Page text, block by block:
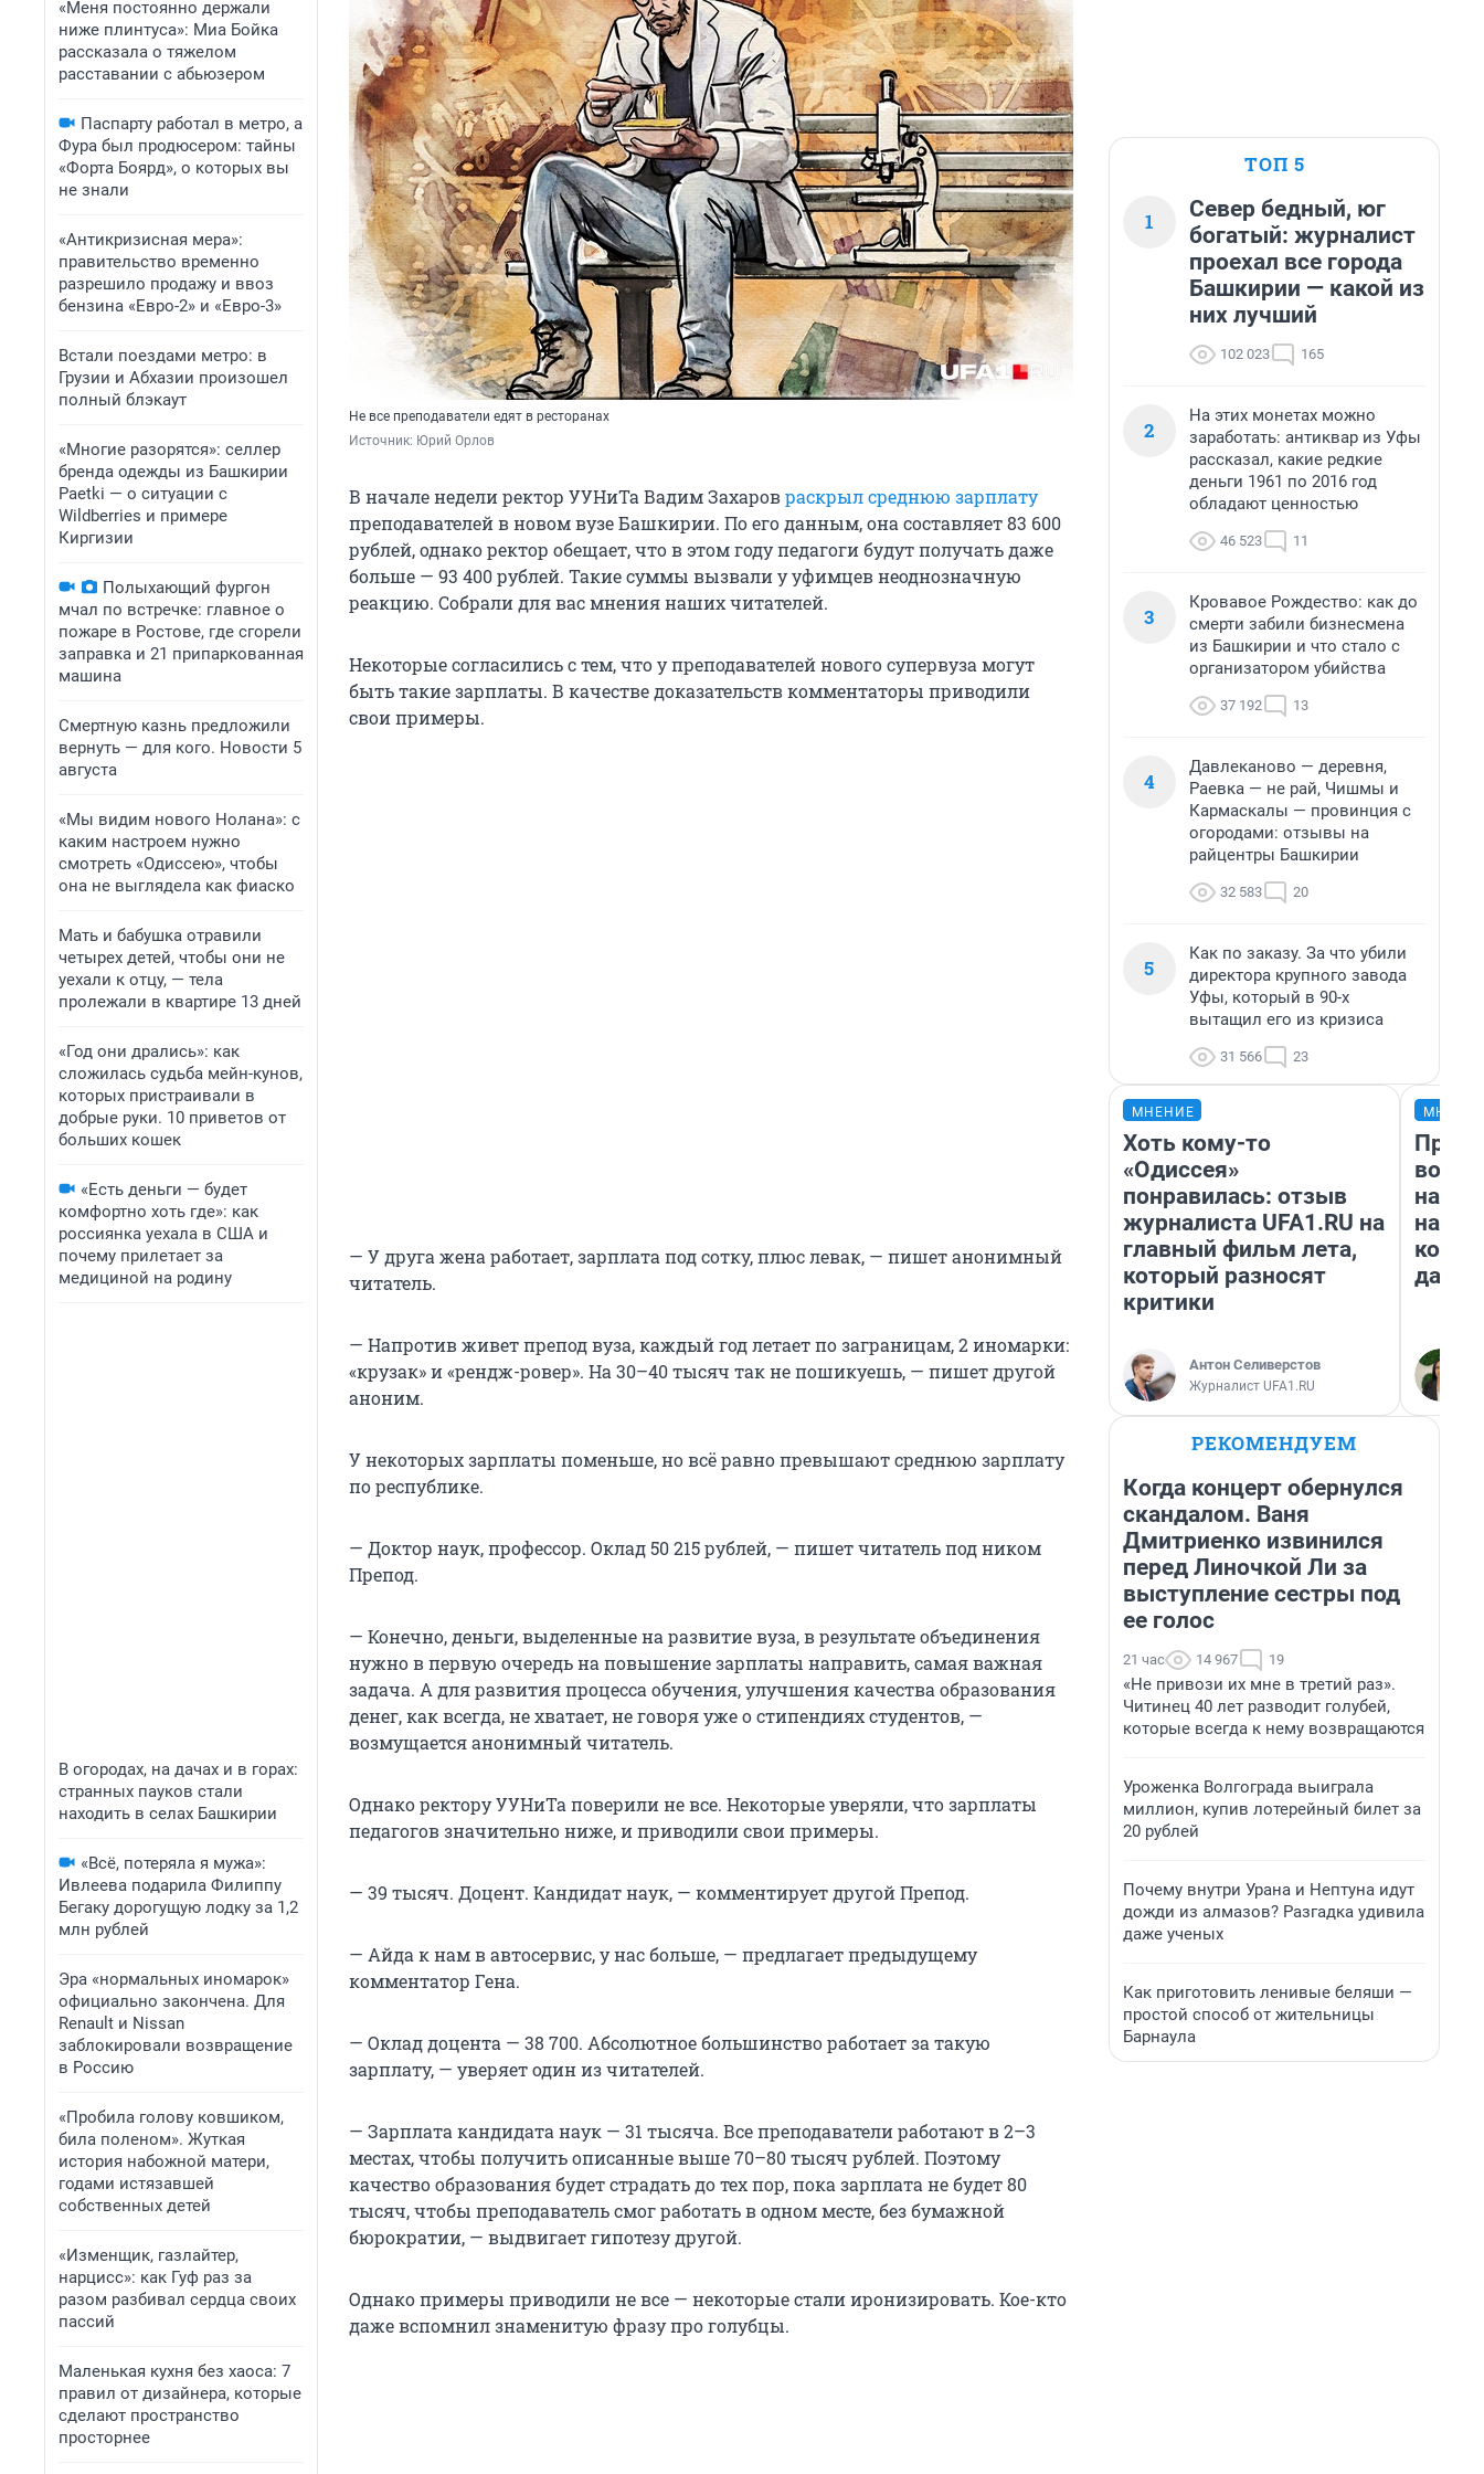
«Меня постоянно держали
ниже плинтуса»: Миа Бойка
рассказала о тяжелом
расставании с абьюзером
Паспарту работал в метро, а
Фура был продюсером: тайны
«Форта Боярд», о которых вы
не знали
«Антикризисная мера»:
правительство временно
разрешило продажу и ввоз
бензина «Евро-2» и «Евро-3»
Встали поездами метро: в
Грузии и Абхазии произошел
полный блэкаут
«Многие разорятся»: селлер
бренда одежды из Башкирии
Paetki — о ситуации с
Wildberries и примере
Киргизии
Полыхающий фургон
мчал по встречке: главное о
пожаре в Ростове, где сгорели
заправка и 21 припаркованная
машина
Смертную казнь предложили
вернуть — для кого. Новости 5
августа
«Мы видим нового Нолана»: с
каким настроем нужно
смотреть «Одиссею», чтобы
она не выглядела как фиаско
Мать и бабушка отравили
четырех детей, чтобы они не
уехали к отцу, — тела
пролежали в квартире 13 дней
«Год они дрались»: как
сложилась судьба мейн-кунов,
которых пристраивали в
добрые руки. 10 приветов от
больших кошек
«Есть деньги — будет
комфортно хоть где»: как
россиянка уехала в США и
почему прилетает за
медициной на родину
В огородах, на дачах и в горах:
странных пауков стали
находить в селах Башкирии
«Всё, потеряла я мужа»:
Ивлеева подарила Филиппу
Бегаку дорогущую лодку за 1,2
млн рублей
Эра «нормальных иномарок»
официально закончена. Для
Renault и Nissan
заблокировали возвращение
в Россию
«Пробила голову ковшиком,
била поленом». Жуткая
история набожной матери,
годами истязавшей
собственных детей
«Изменщик, газлайтер,
нарцисс»: как Гуф раз за
разом разбивал сердца своих
пассий
Маленькая кухня без хаоса: 7
правил от дизайнера, которые
сделают пространство
просторнее
Не все преподаватели едят в ресторанах
Источник: Юрий Орлов
В начале недели ректор УУНиТа Вадим Захаровраскрыл среднюю зарплату
преподавателей в новом вузе Башкирии. По его данным, она составляет 83 600
рублей, однако ректор обещает, что в этом году педагоги будут получать даже
больше — 93 400 рублей. Такие суммы вызвали у уфимцев неоднозначную
реакцию. Собрали для вас мнения наших читателей.
Некоторые согласились с тем, что у преподавателей нового супервуза могут
быть такие зарплаты. В качестве доказательств комментаторы приводили
свои примеры.
— У друга жена работает, зарплата под сотку, плюс левак, — пишет анонимный
читатель.
— Напротив живет препод вуза, каждый год летает по заграницам, 2 иномарки:
«крузак» и «рендж-ровер». На 30–40 тысяч так не пошикуешь, — пишет другой
аноним.
У некоторых зарплаты поменьше, но всё равно превышают среднюю зарплату
по республике.
— Доктор наук, профессор. Оклад 50 215 рублей, — пишет читатель под ником
Препод.
— Конечно, деньги, выделенные на развитие вуза, в результате объединения
нужно в первую очередь на повышение зарплаты направить, самая важная
задача. А для развития процесса обучения, улучшения качества образования
денег, как всегда, не хватает, не говоря уже о стипендиях студентов, —
возмущается анонимный читатель.
Однако ректору УУНиТа поверили не все. Некоторые уверяли, что зарплаты
педагогов значительно ниже, и приводили свои примеры.
— 39 тысяч. Доцент. Кандидат наук, — комментирует другой Препод.
— Айда к нам в автосервис, у нас больше, — предлагает предыдущему
комментатор Гена.
— Оклад доцента — 38 700. Абсолютное большинство работает за такую
зарплату, — уверяет один из читателей.
— Зарплата кандидата наук — 31 тысяча. Все преподаватели работают в 2–3
местах, чтобы получить описанные выше 70–80 тысяч рублей. Поэтому
качество образования будет страдать до тех пор, пока зарплата не будет 80
тысяч, чтобы преподаватель смог работать в одном месте, без бумажной
бюрократии, — выдвигает гипотезу другой.
Однако примеры приводили не все — некоторые стали иронизировать. Кое-кто
даже вспомнил знаменитую фразу про голубцы.
ТОП 5
1
Север бедный, юг
богатый: журналист
проехал все города
Башкирии — какой из
них лучший
102 023 165
2
На этих монетах можно
заработать: антиквар из Уфы
рассказал, какие редкие
деньги 1961 по 2016 год
обладают ценностью
46 523 11
3
Кровавое Рождество: как до
смерти забили бизнесмена
из Башкирии и что стало с
организатором убийства
37 192 13
4
Давлеканово — деревня,
Раевка — не рай, Чишмы и
Кармаскалы — провинция с
огородами: отзывы на
райцентры Башкирии
32 583 20
5
Как по заказу. За что убили
директора крупного завода
Уфы, который в 90-х
вытащил его из кризиса
31 566 23
МНЕНИЕ
Хоть кому-то
«Одиссея»
понравилась: отзыв
журналиста UFA1.RU на
главный фильм лета,
который разносят
критики
Антон Селиверстов
Журналист UFA1.RU
нам
даже
РЕКОМЕНДУЕМ
Когда концерт обернулся
скандалом. Ваня
Дмитриенко извинился
перед Линочкой Ли за
выступление сестры под
ее голос
21 час 14 967 19
«Не привози их мне в третий раз».
Читинец 40 лет разводит голубей,
которые всегда к нему возвращаются
Уроженка Волгограда выиграла
миллион, купив лотерейный билет за
20 рублей
Почему внутри Урана и Нептуна идут
дожди из алмазов? Разгадка удивила
даже ученых
Как приготовить ленивые беляши —
простой способ от жительницы
Барнаула